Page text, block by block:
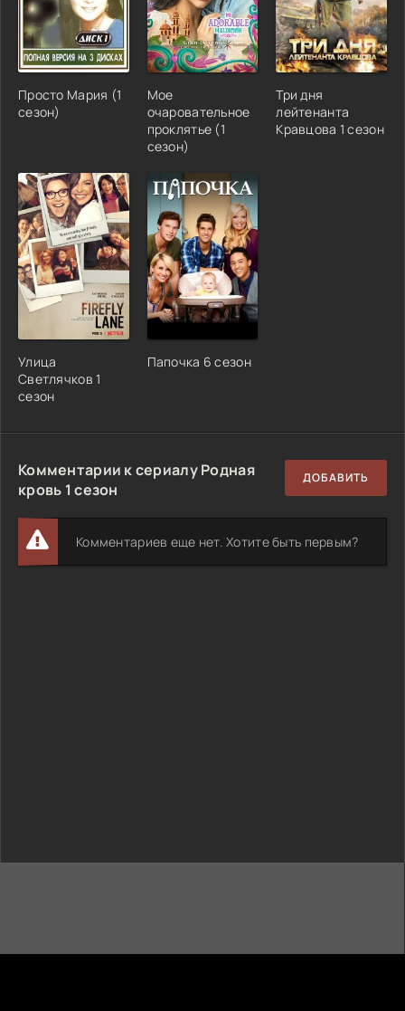
Просто Мария (1
сезон)
Мое
очаровательное
проклятье (1
сезон)
Три дня
лейтенанта
Кравцова 1 сезон
Улица
Светлячков 1
сезон
Папочка 6 сезон
Комментарии к сериалу Родная
кровь 1 сезон
ДОБАВИТЬ
Комментариев еще нет. Хотите быть первым?